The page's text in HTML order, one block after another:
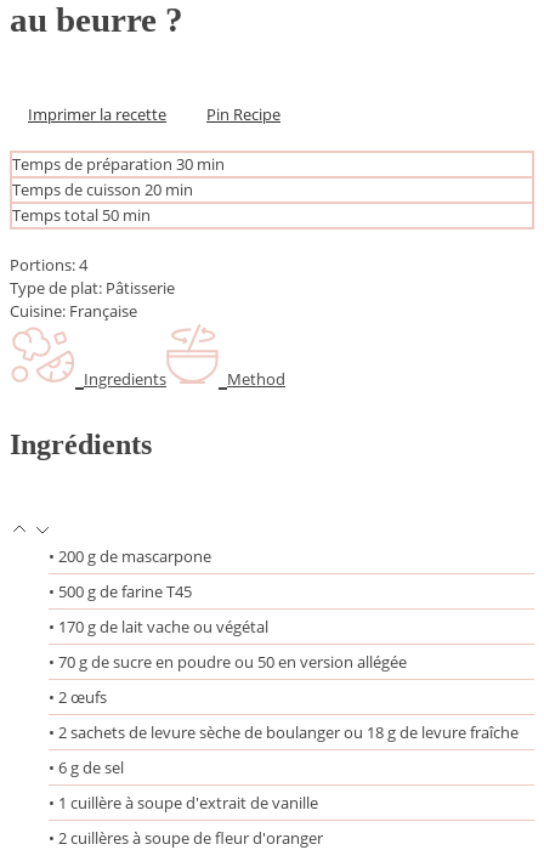
au beurre ?
Imprimer la recette Pin Recipe
Temps de préparation 30m
i
n
u
min
Temps de cuisson 20m
i
n
t
min
Temps total 50m
i
u
t
min
Portions:4
Type de plat: Pâtisserie
Cuisine: Française
Ingredients Method
Ingrédients
• 200 g de mascarpone
• 500 g de farine T45
• 170 g de laitvache ou végétal
• 70 g de sucre en poudreou 50 en version allégée
• 2 œufs
• 2 sachets de levure sèche de boulangerou 18 g de levure fraîche
• 6 g de sel
• 1 cuillère à soupe d'extrait de vanille
• 2 cuillères à soupe de fleur d'oranger